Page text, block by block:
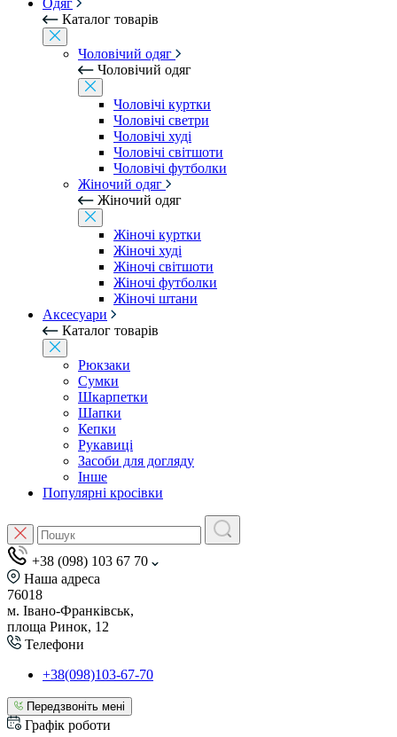
Одяг
Каталог товарів
Чоловічий одяг
Чоловічий одяг
Чоловічі куртки
Чоловічі светри
Чоловічі худі
Чоловічі світшоти
Чоловічі футболки
Жіночий одяг
Жіночий одяг
Жіночі куртки
Жіночі худі
Жіночі світшоти
Жіночі футболки
Жіночі штани
Аксесуари
Каталог товарів
Рюкзаки
Сумки
Шкарпетки
Шапки
Кепки
Рукавиці
Засоби для догляду
Інше
Популярні кросівки
+38 (098) 103 67 70
Наша адреса
76018
м. Івано-Франківськ,
площа Ринок, 12
Телефони
+38(098)103-67-70
Передзвоніть мені
Графік роботи